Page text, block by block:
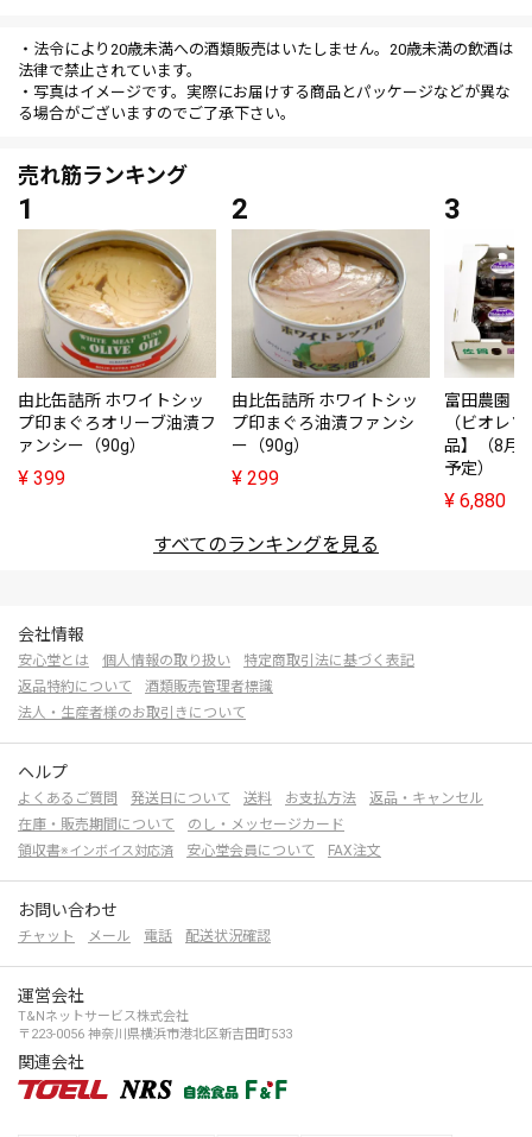
・法令により20歳未満への酒類販売はいたしません。20歳未満の飲酒は
法律で禁止されています。
・写真はイメージです。実際にお届けする商品とパッケージなどが異な
る場合がございますのでご了承下さい。
売れ筋ランキング
由比缶詰所 ホワイトシッ
プ印まぐろオリーブ油漬フ
ァンシー（90g）
¥ 399
由比缶詰所 ホワイトシッ
プ印まぐろ油漬ファンシ
ー（90g）
¥ 299
富田農園
（ビオレ
品】（8月
予定）
¥ 6,880
すべてのランキングを見る
会社情報
安心堂とは 個人情報の取り扱い
特定商取引法に基づく表記
返品特約について
酒類販売管理者標識
法人・生産者様のお取引きについて
ヘルプ
よくあるご質問 発送日について 送料 お支払方法
返品・キャンセル
在庫・販売期間について
のし・メッセージカード
領収書※インボイス対応済 安心堂会員について FAX注文
お問い合わせ
チャット メール 電話 配送状況確認
運営会社
T&Nネットサービス株式会社
〒223-0056 神奈川県横浜市港北区新吉田町533
関連会社